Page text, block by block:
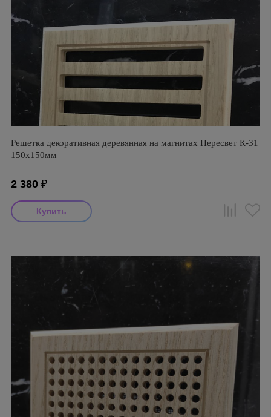
Решетка декоративная деревянная на магнитах Пересвет К-31
150х150мм
2 380 ₽